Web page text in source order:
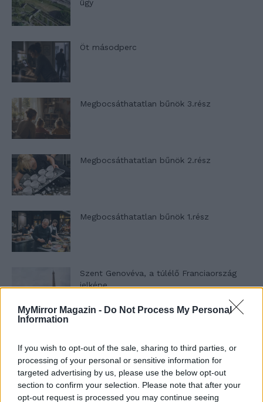
MyMirror Magazin - Do Not Process My Personal
Information
If you wish to opt-out of the sale, sharing to third parties, or
processing of your personal or sensitive information for
targeted advertising by us, please use the below opt-out
section to confirm your selection. Please note that after your
opt-out request is processed you may continue seeing
ügy
Öt másodperc
Megbocsáthatatlan bűnök 3.rész
Megbocsáthatatlan bűnök 2.rész
Megbocsáthatatlan bűnök 1.rész
Szent Genovéva, a túlélő Franciaország
jelképe
Minka 11. rész